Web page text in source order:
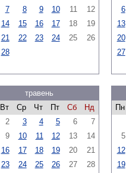
7 8 9 10 11
12
14 15 16 17 18
19
21 22 23 24 25
26
28
6
13
20
27
травень
Вт Ср Чт Пт Сб
Нд
2 3 4 5 6
7
9 10 11 12 13
14
16 17 18 19 20
21
23 24 25 26 27
28
Пн
5
12
19